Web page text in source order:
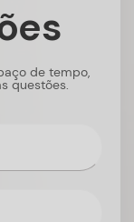
de tempo,
questões.